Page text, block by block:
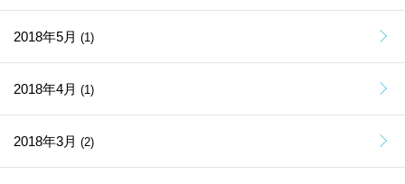
2018年5月 (1)
2018年4月 (1)
2018年3月 (2)